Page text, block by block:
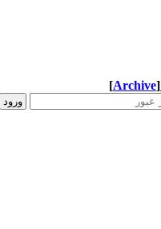
[Archive]